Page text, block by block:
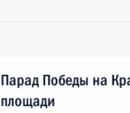
Парад Победы на
площади